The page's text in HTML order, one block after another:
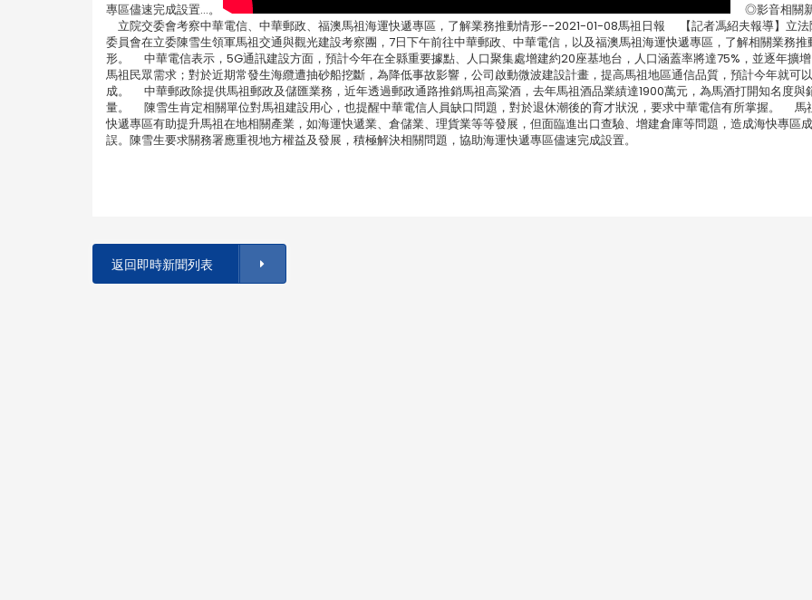
專區儘速完成設置...。
◎影音相關
立院交委會考察中華電信、中華郵政、福澳馬祖海運快遞專區，了解業務推動情形--2021-01-08馬祖日報 【記者馮紹夫報導】立法
委員會在立委陳雪生領軍馬祖交通與觀光建設考察團，7日下午前往中華郵政、中華電信，以及福澳馬祖海運快遞專區，了解相關業務推
形。 中華電信表示，5G通訊建設方面，預計今年在全縣重要據點、人口聚集處增建約20座基地台，人口涵蓋率將達75%，並逐年擴
馬祖民眾需求；對於近期常發生海纜遭抽砂船挖斷，為降低事故影響，公司啟動微波建設計畫，提高馬祖地區通信品質，預計今年就可
成。 中華郵政除提供馬祖郵政及儲匯業務，近年透過郵政通路推銷馬祖高粱酒，去年馬祖酒品業績達1900萬元，為馬酒打開知名度與
量。 陳雪生肯定相關單位對馬祖建設用心，也提醒中華電信人員缺口問題，對於退休潮後的育才狀況，要求中華電信有所掌握。 馬
快遞專區有助提升馬祖在地相關產業，如海運快遞業、倉儲業、理貨業等等發展，但面臨進出口查驗、增建倉庫等問題，造成海快專區
誤。陳雪生要求關務署應重視地方權益及發展，積極解決相關問題，協助海運快遞專區儘速完成設置。
返回即時新聞列表